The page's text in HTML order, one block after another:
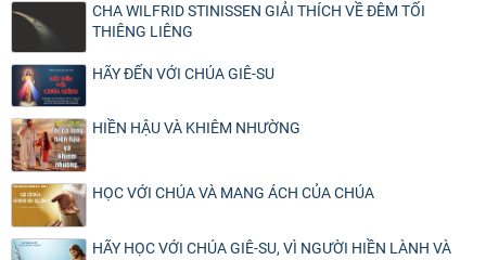
CHA WILFRID STINISSEN GIẢI THÍCH VỀ ĐÊM TỐI
THIÊNG LIÊNG
HÃY ĐẾN VỚI CHÚA GIÊ-SU
HIỀN HẬU VÀ KHIÊM NHƯỜNG
HỌC VỚI CHÚA VÀ MANG ÁCH CỦA CHÚA
HÃY HỌC VỚI CHÚA GIÊ-SU, VÌ NGƯỜI HIỀN LÀNH VÀ